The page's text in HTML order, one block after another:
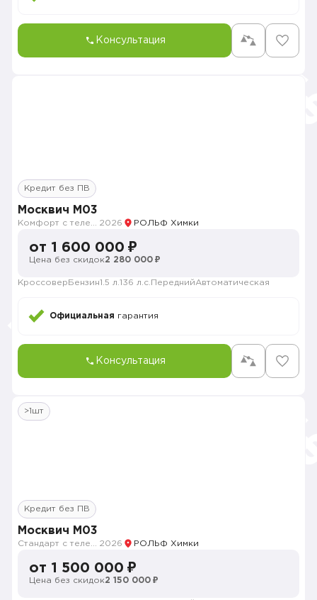
Консультация
Кредит без ПВ
Москвич M03
2026 РОЛЬФ Химки
от 1 600 000 ₽
Цена без скидок2 280 000 ₽
Кроссовер Бензин1.5 л. 136 л.с. ПереднийАвтоматическая
Официальная гарантия
Консультация
>1шт
Кредит без ПВ
Москвич M03
2026 РОЛЬФ Химки
от 1 500 000 ₽
Цена без скидок2 150 000 ₽